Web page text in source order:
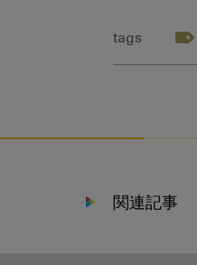
tags
関連記事